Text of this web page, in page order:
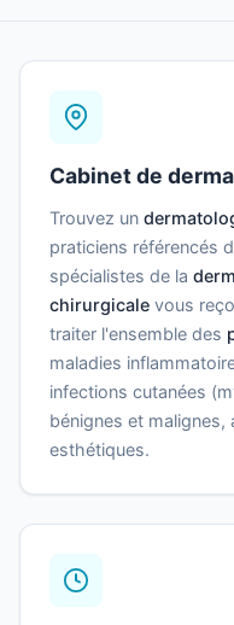
Cabinet de
Trouvez un
praticiens référencés
spécialistes de la
chirurgicale vous
traiter l'ensemble des
maladies
infections cutanées
bénignes et malignes,
esthétiques.